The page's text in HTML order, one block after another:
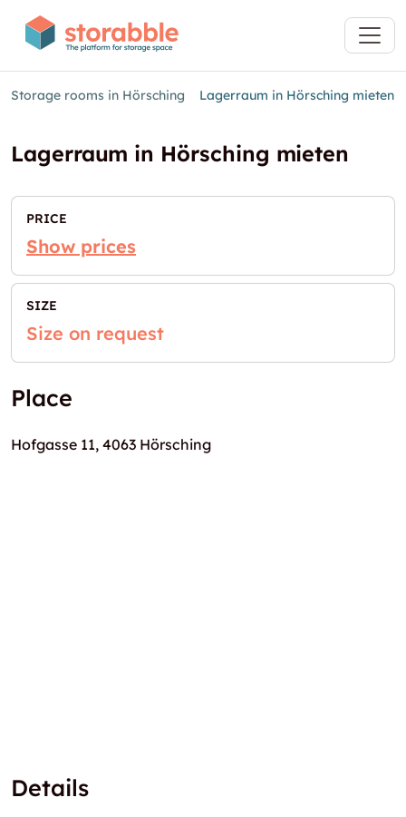
Storage rooms in Hörsching Lagerraum in Hörsching mieten
Lagerraum in Hörsching mieten
PRICE
Show prices
SIZE
Size on request
Place
Hofgasse 11, 4063 Hörsching
Details